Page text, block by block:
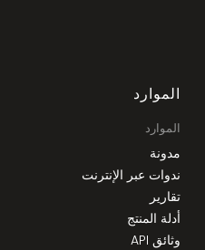
الموارد
الموارد
مدونة
ندوات عبر الإنترنت
تقارير
أدلة المنتج
وثائق API